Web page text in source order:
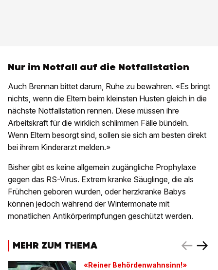
Nur im Notfall auf die Notfallstation
Auch Brennan bittet darum, Ruhe zu bewahren. «Es bringt
nichts, wenn die Eltern beim kleinsten Husten gleich in die
nächste Notfallstation rennen. Diese müssen ihre
Arbeitskraft für die wirklich schlimmen Fälle bündeln.
Wenn Eltern besorgt sind, sollen sie sich am besten direkt
bei ihrem Kinderarzt melden.»
Bisher gibt es keine allgemein zugängliche Prophylaxe
gegen das RS-Virus. Extrem kranke Säuglinge, die als
Frühchen geboren wurden, oder herzkranke Babys
können jedoch während der Wintermonate mit
monatlichen Antikörperimpfungen geschützt werden.
MEHR ZUM THEMA
«Reiner Behördenwahnsinn!»